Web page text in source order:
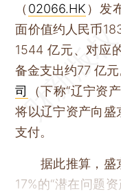
（ 02066.HK ）发
面价值约人民币
1544 亿元、对应
备金支出约77 亿
司
（下称“辽宁资
将以辽宁资产向盛
支付。
据此推算，盛
17%的“潜在问题